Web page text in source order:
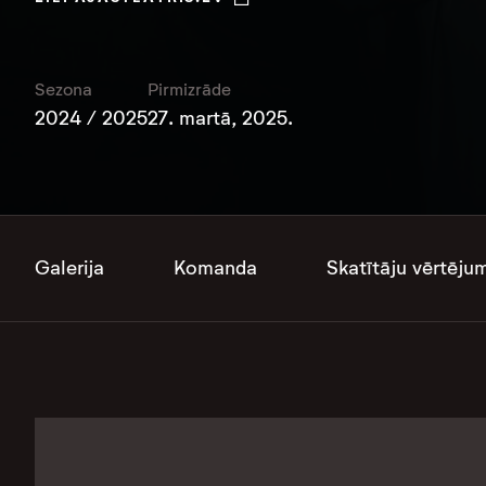
Sezona
2024 / 2025
Pirmizrāde
27. martā, 2025.
Galerija Komanda Skatītāju